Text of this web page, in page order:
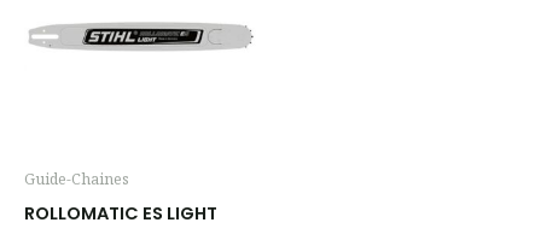
Guide-Chaines
ROLLOMATIC ES LIGHT